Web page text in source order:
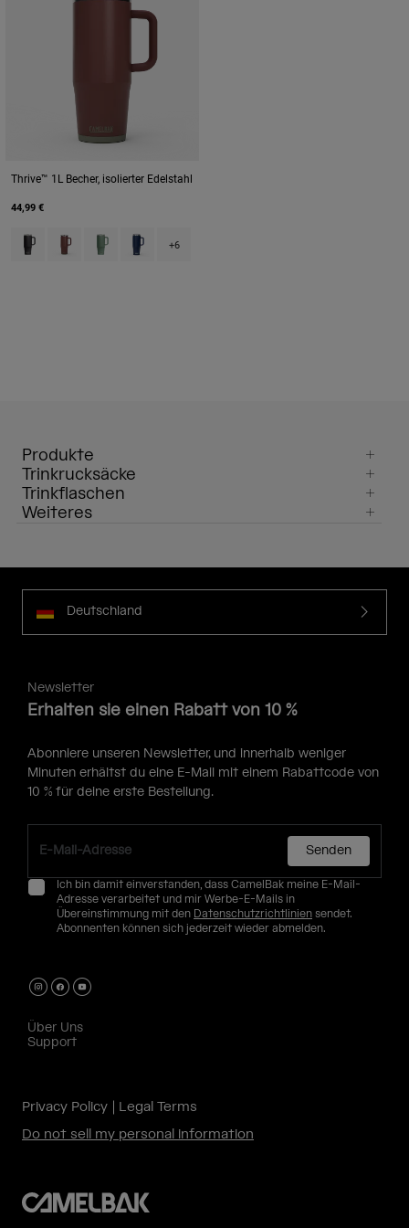
Thrive™ 1L Becher, isolierter Edelstahl
44,99 €
Product swatch type of Black.
Product swatch type of Burnt Umber.
Product swatch type of Moss Green.
Product swatch type of Navy.
+6
Produkte
Trinkrucksäcke
Trinkflaschen
Weiteres
Deutschland
Newsletter
Erhalten sie einen Rabatt von 10 %
Abonniere unseren Newsletter, und innerhalb weniger
Minuten erhältst du eine E-Mail mit einem Rabattcode von
10 % für deine erste Bestellung.
Senden
Ich bin damit einverstanden, dass CamelBak meine E-Mail-
Adresse verarbeitet und mir Werbe-E-Mails in
Übereinstimmung mit den Datenschutzrichtlinien sendet.
Abonnenten können sich jederzeit wieder abmelden.
Über Uns
Support
Privacy Policy
Legal Terms
Do not sell my personal information